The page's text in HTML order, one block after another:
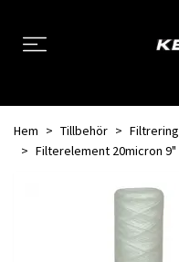
Hem Tillbehör
Filterelement 20micron 9"